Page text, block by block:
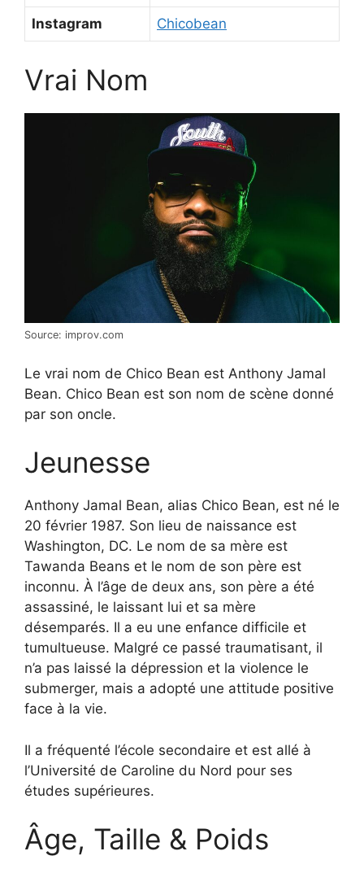
Instagram Chicobean
Vrai Nom
Source: improv.com
Le vrai nom de Chico Bean est Anthony Jamal
Bean. Chico Bean est son nom de scène donné
par son oncle.
Jeunesse
Anthony Jamal Bean, alias Chico Bean, est né le
20 février 1987. Son lieu de naissance est
Washington, DC. Le nom de sa mère est
Tawanda Beans et le nom de son père est
inconnu. À l’âge de deux ans, son père a été
assassiné, le laissant lui et sa mère
désemparés. Il a eu une enfance difficile et
tumultueuse. Malgré ce passé traumatisant, il
n’a pas laissé la dépression et la violence le
submerger, mais a adopté une attitude positive
face à la vie.
Il a fréquenté l’école secondaire et est allé à
l’Université de Caroline du Nord pour ses
études supérieures.
Âge, Taille & Poids